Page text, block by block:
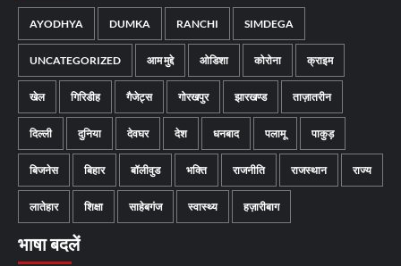
AYODHYA DUMKA RANCHI SIMDEGA
UNCATEGORIZED आम मुद्दे ओडिशा कोरोना क्राइम
खेल गिरिडीह गैजेट्स गोरखपुर झारखण्ड ताज़ातरीन
दिल्ली दुनिया देवघर देश धनबाद पलामू पाकुड़
बिजनेस बिहार बॉलीवुड भक्ति राजनीति राजस्थान राज्य
लातेहार शिक्षा साहेबगंज स्वास्थ्य हज़ारीबाग
भाषा बदलें